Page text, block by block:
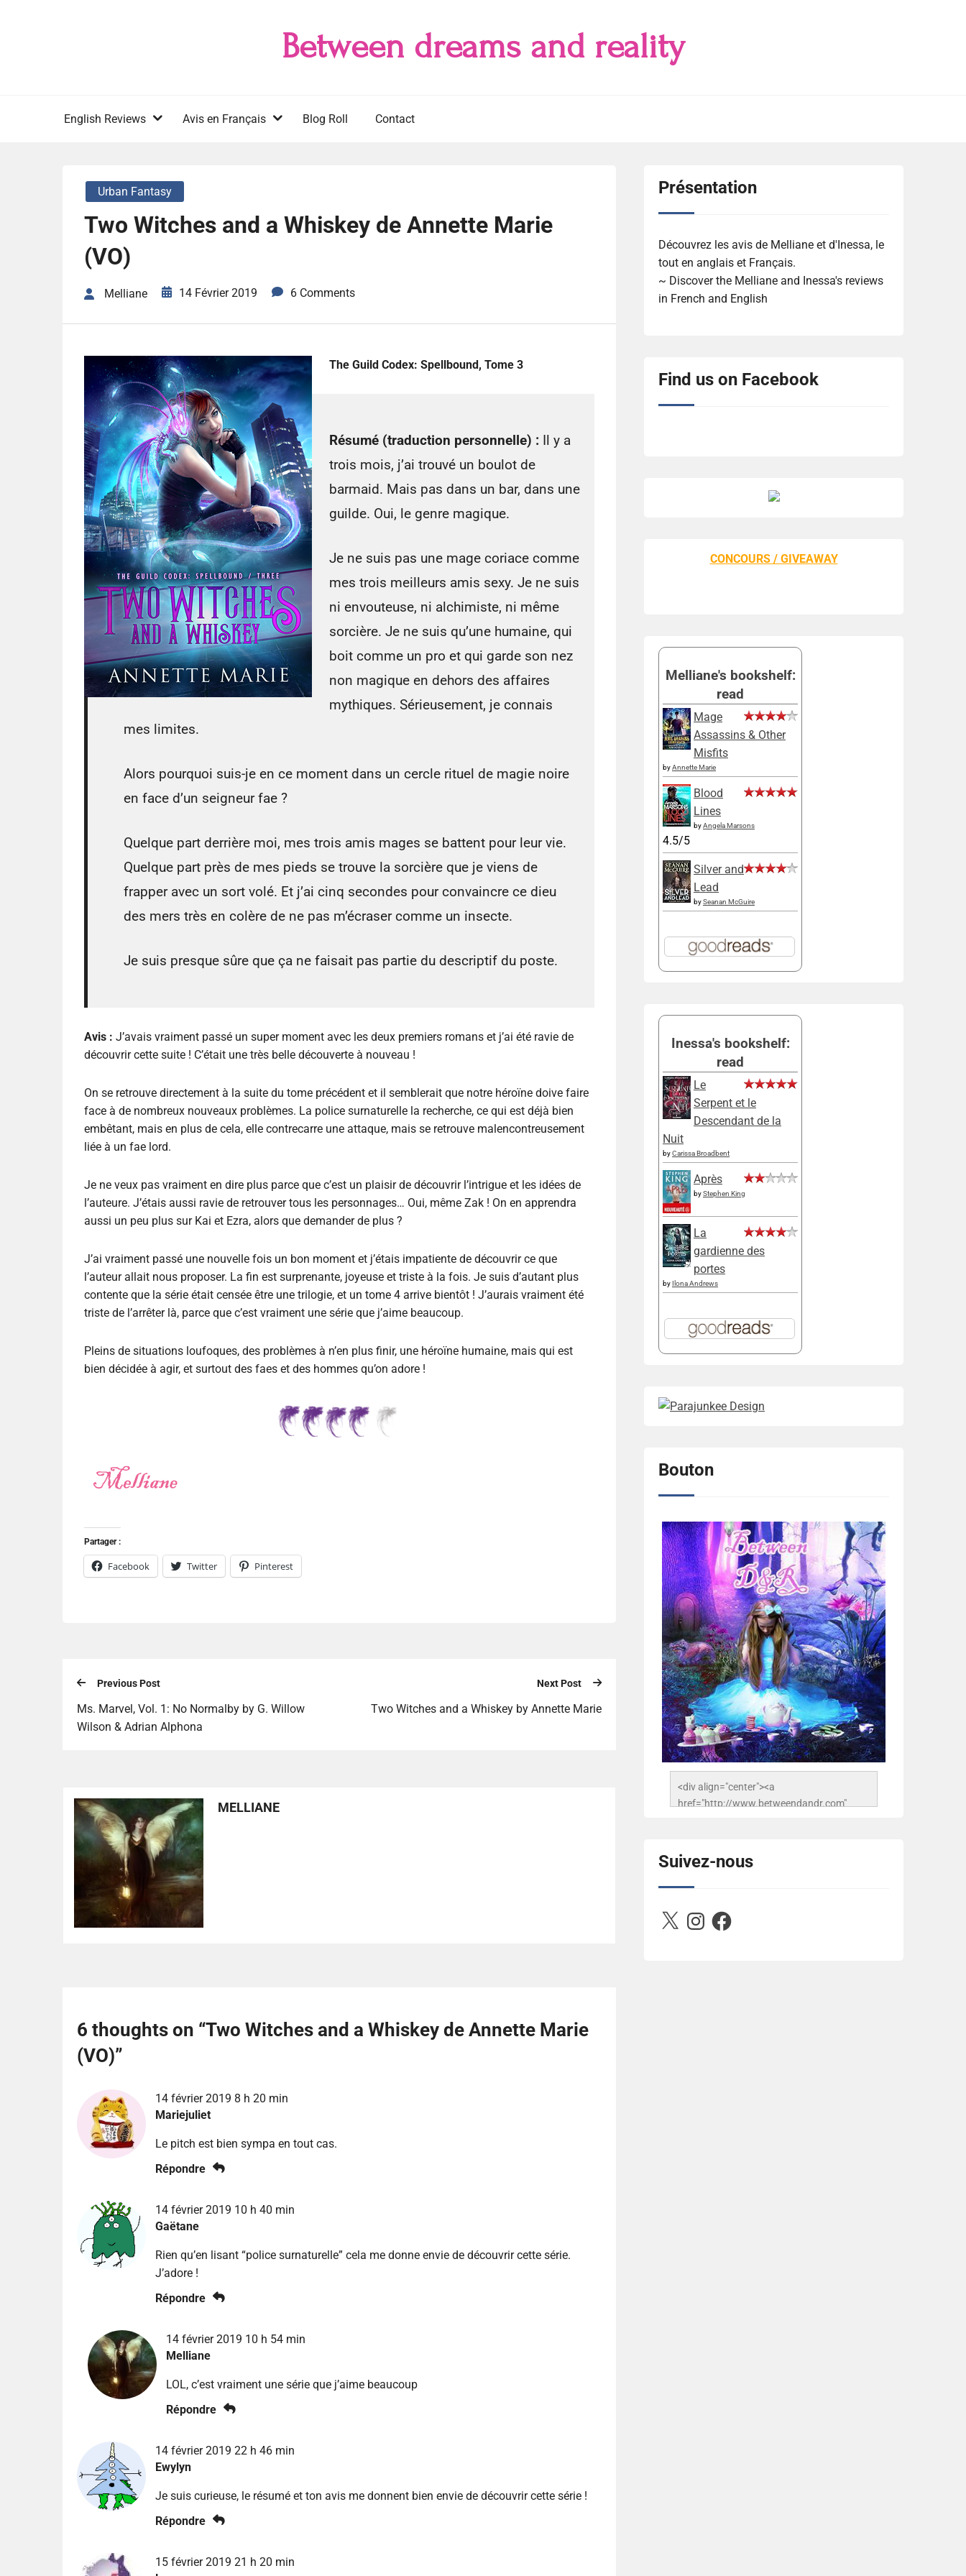
Between dreams and reality
English Reviews Avis en Français Blog Roll Contact
Urban Fantasy
Two Witches and a Whiskey de Annette Marie
(VO)
Melliane 14 Février 2019 6 Comments
The Guild Codex: Spellbound, Tome 3
Résumé (traduction personnelle) : Il y a
trois mois, j’ai trouvé un boulot de
barmaid. Mais pas dans un bar, dans une
guilde. Oui, le genre magique.
Je ne suis pas une mage coriace comme
mes trois meilleurs amis sexy. Je ne suis
ni envouteuse, ni alchimiste, ni même
sorcière. Je ne suis qu’une humaine, qui
boit comme un pro et qui garde son nez
non magique en dehors des affaires
mythiques. Sérieusement, je connais
mes limites.
Alors pourquoi suis-je en ce moment dans un cercle rituel de magie noire
en face d’un seigneur fae ?
Quelque part derrière moi, mes trois amis mages se battent pour leur vie.
Quelque part près de mes pieds se trouve la sorcière que je viens de
frapper avec un sort volé. Et j’ai cinq secondes pour convaincre ce dieu
des mers très en colère de ne pas m’écraser comme un insecte.
Je suis presque sûre que ça ne faisait pas partie du descriptif du poste.
Avis : J’avais vraiment passé un super moment avec les deux premiers romans et j’ai été ravie de
découvrir cette suite ! C’était une très belle découverte à nouveau !
On se retrouve directement à la suite du tome précédent et il semblerait que notre héroïne doive faire
face à de nombreux nouveaux problèmes. La police surnaturelle la recherche, ce qui est déjà bien
embêtant, mais en plus de cela, elle contrecarre une attaque, mais se retrouve malencontreusement
liée à un fae lord.
Je ne veux pas vraiment en dire plus parce que c’est un plaisir de découvrir l’intrigue et les idées de
l’auteure. J’étais aussi ravie de retrouver tous les personnages… Oui, même Zak ! On en apprendra
aussi un peu plus sur Kai et Ezra, alors que demander de plus ?
J’ai vraiment passé une nouvelle fois un bon moment et j’étais impatiente de découvrir ce que
l’auteur allait nous proposer. La fin est surprenante, joyeuse et triste à la fois. Je suis d’autant plus
contente que la série était censée être une trilogie, et un tome 4 arrive bientôt ! J’aurais vraiment été
triste de l’arrêter là, parce que c’est vraiment une série que j’aime beaucoup.
Pleins de situations loufoques, des problèmes à n’en plus finir, une héroïne humaine, mais qui est
bien décidée à agir, et surtout des faes et des hommes qu’on adore !
Partager :
Facebook Twitter Pinterest
Previous Post
Ms. Marvel, Vol. 1: No Normalby by G. Willow
Wilson & Adrian Alphona
Next Post
Two Witches and a Whiskey by Annette Marie
MELLIANE
6 thoughts on “Two Witches and a Whiskey de Annette Marie
(VO)”
14 février 2019 8 h 20 min
Mariejuliet
Le pitch est bien sympa en tout cas.
Répondre
14 février 2019 10 h 40 min
Gaëtane
Rien qu’en lisant “police surnaturelle” cela me donne envie de découvrir cette série.
J’adore !
Répondre
14 février 2019 10 h 54 min
Melliane
LOL, c’est vraiment une série que j’aime beaucoup
Répondre
14 février 2019 22 h 46 min
Ewylyn
Je suis curieuse, le résumé et ton avis me donnent bien envie de découvrir cette série !
Répondre
15 février 2019 21 h 20 min
Présentation
Découvrez les avis de Melliane et d'Inessa, le
tout en anglais et Français.
~ Discover the Melliane and Inessa's reviews
in French and English
Find us on Facebook
CONCOURS / GIVEAWAY
Melliane's bookshelf:
read
Mage
Assassins & Other
Misfits
byAnnette Marie
Blood
Lines
byAngela Marsons
4.5/5
Silver and
Lead
bySeanan McGuire
Inessa's bookshelf:
read
Le
Serpent et le
Descendant de la
Nuit
byCarissa Broadbent
Après
byStephen King
La
gardienne des
portes
by Ilona Andrews
Bouton
<div align="center"><a
href="http://www.betweendandr.com"
503716673157532-
2788222864243652657-n.jpg"
alt="Between D&R" style="border:none;" />
Suivez-nous
X InstagramFacebook